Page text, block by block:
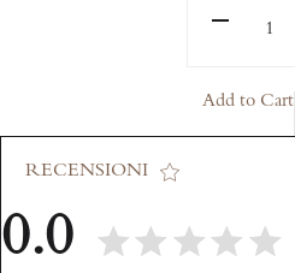
Add to Cart
RECENSIONI
0.0